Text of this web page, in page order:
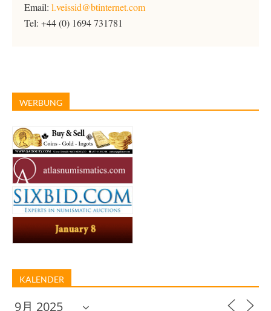
Email: l.veissid@btinternet.com
Tel: +44 (0) 1694 731781
WERBUNG
KALENDER